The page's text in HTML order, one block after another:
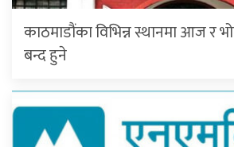
काठमाडौंका विभिन्न स्थानमा आज र
बन्द हुने